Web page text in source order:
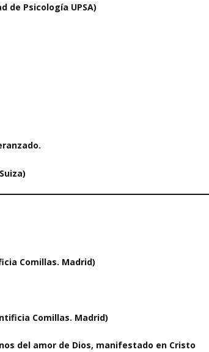
de Psicología UPSA)
Comillas. Madrid)
Comillas. Madrid)
del amor de Dios, manifestado en Cristo